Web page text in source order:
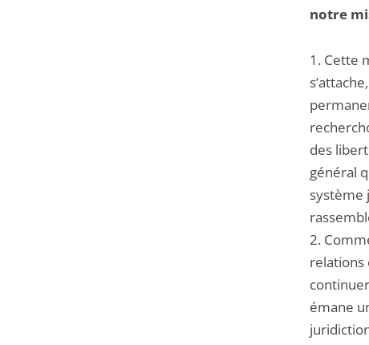
notre
1. Cette
des
général
système
2.
relations
émane